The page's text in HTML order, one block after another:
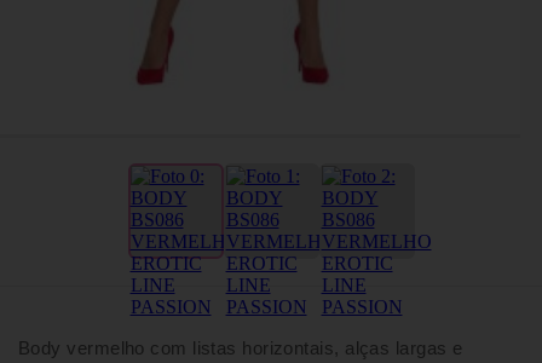
Body vermelho com listas horizontais, alças largas e